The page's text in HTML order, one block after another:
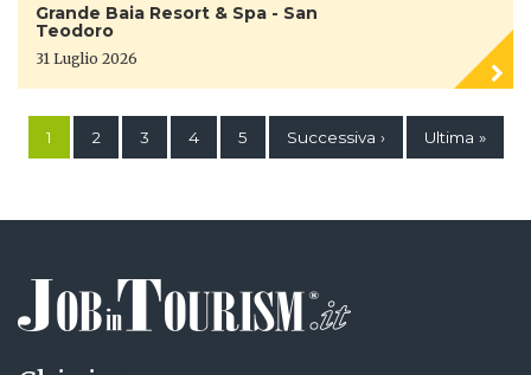
Grande Baia Resort & Spa - San
Teodoro
31 Luglio 2026
1 2 3 4 5 Successiva › Ultima »